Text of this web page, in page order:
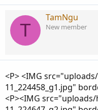
T
TamNgu
New member
<P> <IMG
11_224458_g1.jpg"
<P><IMG